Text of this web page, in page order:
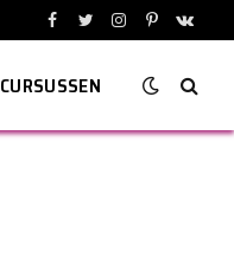
Facebook
TwitterInstagram
Pinterest
CURSUSSEN